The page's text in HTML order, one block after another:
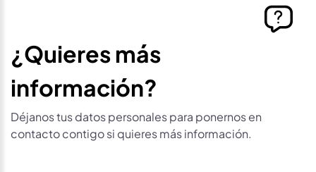
¿Quieres más
información?
Déjanos tus datos personales para ponernos en
contacto contigo si quieres más información.